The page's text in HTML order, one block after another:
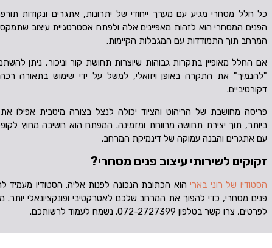
כל חלל מסחרי מגיע עם מערך ייחודי של יתרונות, אתגרים ונקודות
הפנים המסחרי הוא לזהות מאפיינים אלה ולפתח אסטרטגיית עיצוב
המרחב תוך התמודדות עם המגבלות הקיימות.
אם החלל מאופיין בתקרות גבוהות שיוצרות תחושת קור וניכור, ניתן
"להנמיך" את התקרה באופן ויזואלי, למשל על ידי שימוש בתאורה
דקורטיביים.
פריסה מחושבת של הריהוט והציוד יכולה לנצל בצורה מיטבית אפילו
ביותר, תוך יצירת תחושה מרווחת ומזמינה. המפתח הוא חשיבה מחוץ
עם אתגרים והבנה עמוקה של דינמיקת המרחב.
זקוקים לשירותי עיצוב פנים מסחרי?
הסטודיו של רוני בארי הוא הכתובת הנכונה לפנות אליה. הסטודיו מעמיד
פנים מסחרי, כדי להפוך את המרחב שלכם לאטרקטיבי ופונקציונאלי יותר.
לפרטים, צרו קשר בטלפון 072-2727399. נשמח לעמוד לרשותכם.